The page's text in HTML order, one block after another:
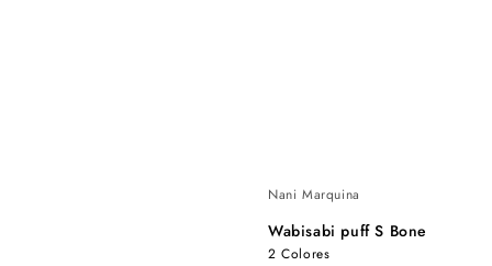
Nani Marquina
Wabisabi puff S Bone
2 Colores